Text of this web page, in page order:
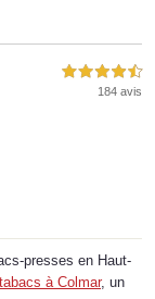
4,5 étoiles sur 5
184 avis
presses en Haut-
tabacs à Colmar, un